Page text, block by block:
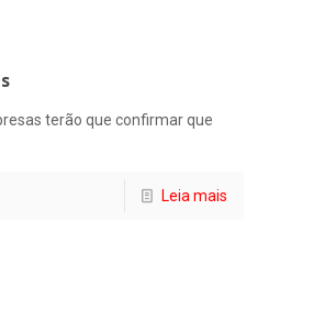
terão que confirmar que
Leia mais